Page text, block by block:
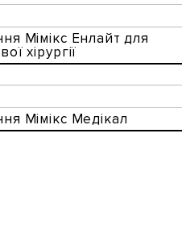
Мімікс Енлайт для
хірургії
Мімікс Медікал